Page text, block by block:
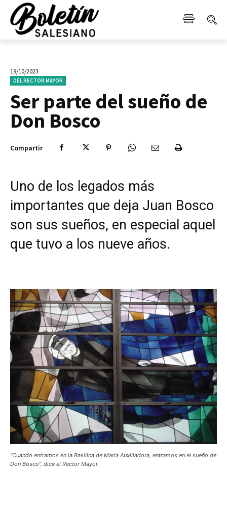
19/10/2023
DEL RECTOR MAYOR
Ser parte del sueño de
Don Bosco
Compartir
Uno de los legados más
importantes que deja Juan Bosco
son sus sueños, en especial aquel
que tuvo a los nueve años.
“Cuando entramos en la Basílica de María Auxiliadora, entramos en el sueño de
Don Bosco”, dice el Rector Mayor.